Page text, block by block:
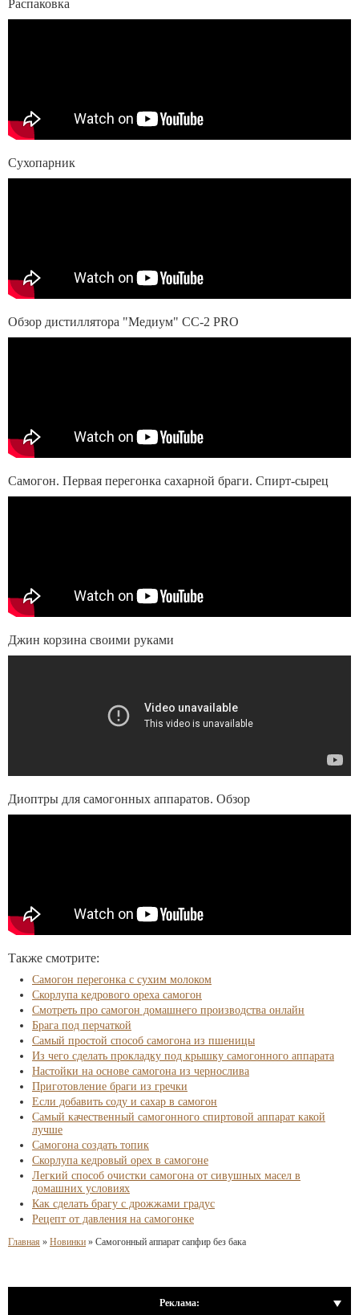
Распаковка
Сухопарник
Обзор дистиллятора "Медиум" СС-2 PRO
Самогон. Первая перегонка сахарной браги. Спирт-сырец
Джин корзина своими руками
Диоптры для самогонных аппаратов. Обзор
Также смотрите:
Самогон перегонка с сухим молоком
Скорлупа кедрового ореха самогон
Смотреть про самогон домашнего производства онлайн
Брага под перчаткой
Самый простой способ самогона из пшеницы
Из чего сделать прокладку под крышку самогонного аппарата
Настойки на основе самогона из чернослива
Приготовление браги из гречки
Если добавить соду и сахар в самогон
Самый качественный самогонного спиртовой аппарат какой
лучше
Самогона создать топик
Скорлупа кедровый орех в самогоне
Легкий способ очистки самогона от сивушных масел в
домашних условиях
Как сделать брагу с дрожжами градус
Рецепт от давления на самогонке
Главная » Новинки » Самогонный аппарат сапфир без бака
Реклама: